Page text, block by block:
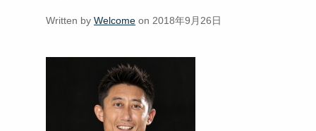
Written by Welcome on 2018年9月26日